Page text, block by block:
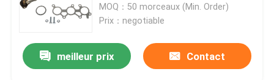
À la maison
d'échappement
MOQ：50 morceaux (Min. Order)
Prix：negotiable
meilleur prix Contact